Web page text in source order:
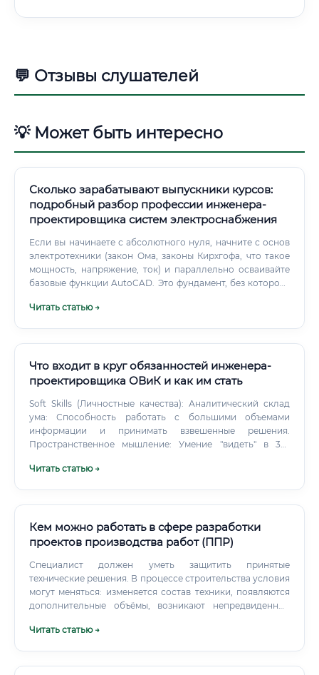
💬 Отзывы слушателей
💡 Может быть интересно
Сколько зарабатывают выпускники курсов:
подробный разбор профессии инженера-
проектировщика систем электроснабжения
Если вы начинаете с абсолютного нуля, начните с основ
электротехники (закон Ома, законы Кирхгофа, что такое
мощность, напряжение, ток) и параллельно осваивайте
базовые функции AutoCAD. Это фундамент, без которого
Читать статью →
Что входит в круг обязанностей инженера-
проектировщика ОВиК и как им стать
Soft Skills (Личностные качества): Аналитический склад
ума: Способность работать с большими объемами
информации и принимать взвешенные решения.
Пространственное мышление: Умение "видеть" в 3D,
ограниченном пространстве здания.
Читать статью →
Кем можно работать в сфере разработки
проектов производства работ (ППР)
Специалист должен уметь защитить принятые
технические решения. В процессе строительства условия
могут меняться: изменяется состав техники, появляются
дополнительные объёмы, возникают непредвиденные
и отслеживает соответствие строительства
Читать статью →